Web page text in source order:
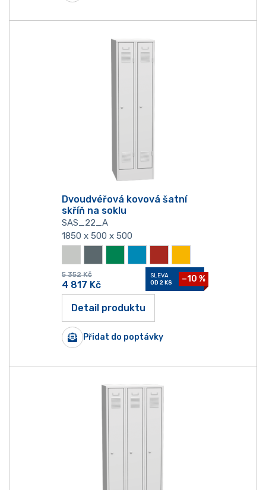
Dvoudvéřová kovová šatní
skříň na soklu
SAS_22_A
1850 x 500 x 500
5 352 Kč
4 817 Kč
SLEVA
OD 2 KS
−10 %
Detail produktu
Přidat do poptávky